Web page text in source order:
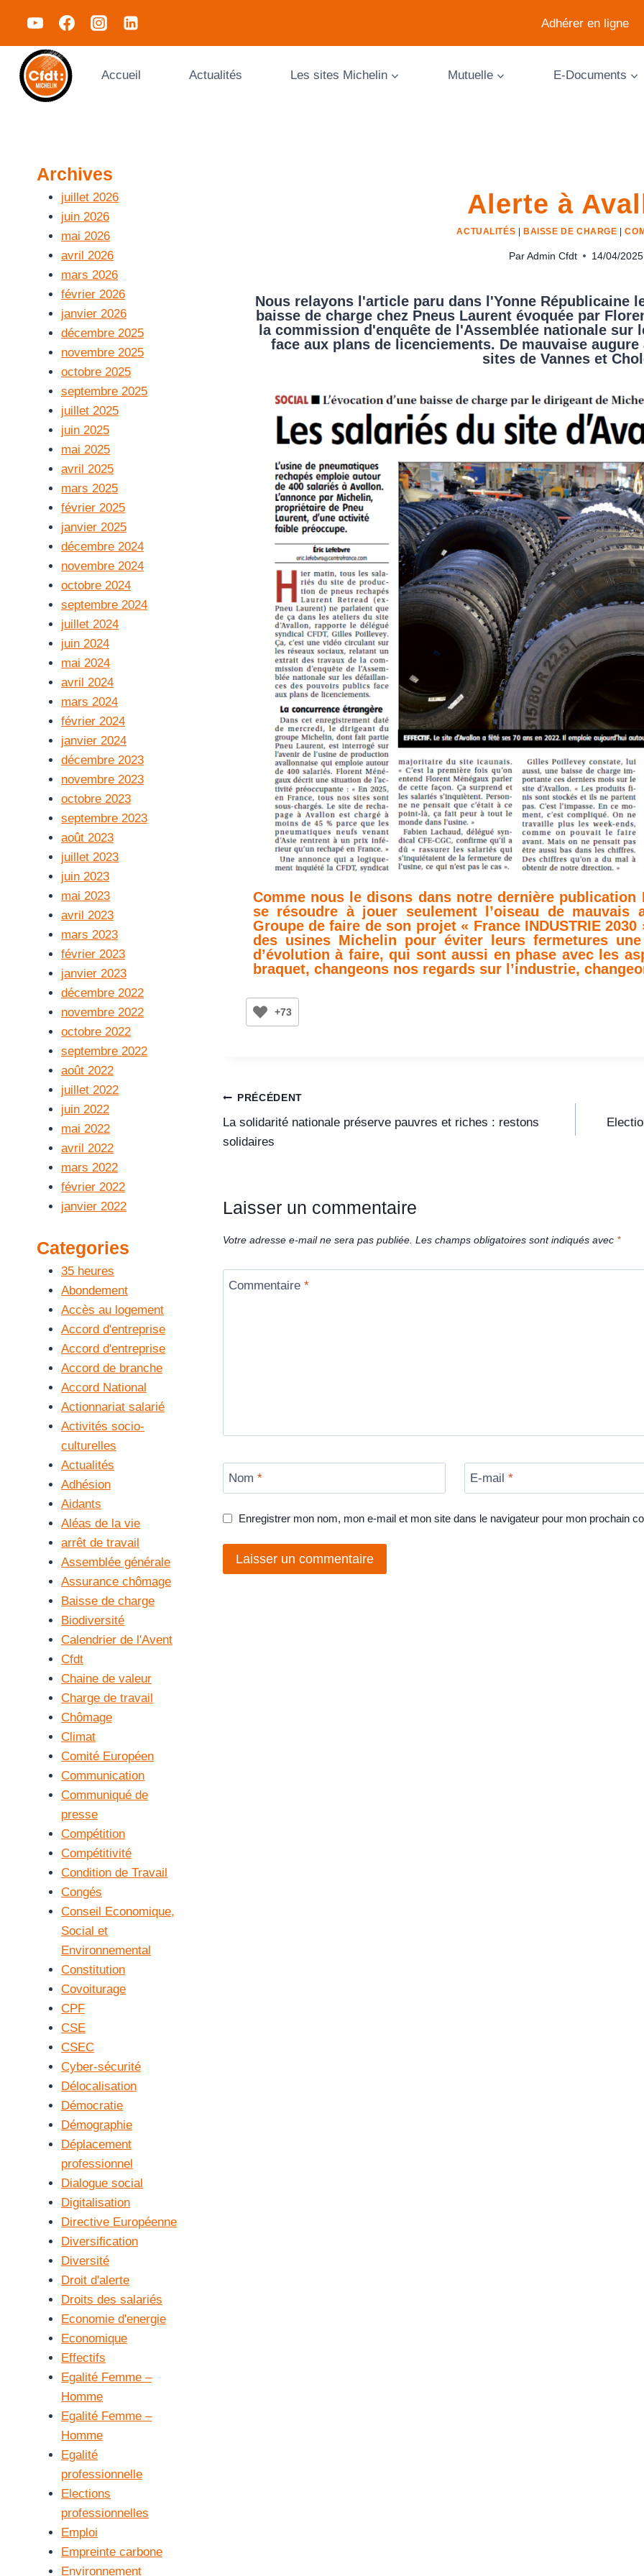
Adhérer en ligne
Accueil Actualités Les sites Michelin Mutuelle E-Documents
Alerte à
ACTUALITÉS BAISSE DE CHARGE |
Par Admin Cfdt 14/04/2025
Nous relayons l'article paru dans l'Yonne Républicaine
baisse de charge chez Pneus Laurent évoquée par
la commission d'enquête de l'Assemblée nationale
face aux plans de licenciements. De mauvaise
sites de Vannes et
Comme nous le disons dans notre dernière publication
se résoudre à jouer seulement l’oiseau de
Groupe de faire de son projet « France INDUSTRIE
des usines Michelin pour éviter leurs fermetures
d’évolution à faire, qui sont aussi en phase avec les
braquet, changeons nos regards sur l’industrie,
+73
PRÉCÉDENT
La solidarité nationale préserve pauvres et riches : restons
solidaires
Laisser un commentaire
Votre adresse e-mail ne sera pas publiée. Les champs obligatoires sont indiqués avec *
Commentaire *
Nom * E-mail*
Enregistrer mon nom, mon e-mail et mon site dans le navigateur pour mon prochain
Archives
juillet 2026
juin 2026
mai 2026
avril 2026
mars 2026
février 2026
janvier 2026
décembre 2025
novembre 2025
octobre 2025
septembre 2025
juillet 2025
juin 2025
mai 2025
avril 2025
mars 2025
février 2025
janvier 2025
décembre 2024
novembre 2024
octobre 2024
septembre 2024
juillet 2024
juin 2024
mai 2024
avril 2024
mars 2024
février 2024
janvier 2024
décembre 2023
novembre 2023
octobre 2023
septembre 2023
août 2023
juillet 2023
juin 2023
mai 2023
avril 2023
mars 2023
février 2023
janvier 2023
décembre 2022
novembre 2022
octobre 2022
septembre 2022
août 2022
juillet 2022
juin 2022
mai 2022
avril 2022
mars 2022
février 2022
janvier 2022
Categories
35 heures
Abondement
Accès au logement
Accord d'entreprise
Accord d'entreprise
Accord de branche
Accord National
Actionnariat salarié
Activités socio-
culturelles
Actualités
Adhésion
Aidants
Aléas de la vie
arrêt de travail
Assemblée générale
Assurance chômage
Baisse de charge
Biodiversité
Calendrier de l'Avent
Cfdt
Chaine de valeur
Charge de travail
Chômage
Climat
Comité Européen
Communication
Communiqué de
presse
Compétition
Compétitivité
Condition de Travail
Congés
Conseil Economique,
Social et
Environnemental
Constitution
Covoiturage
CPF
CSE
CSEC
Cyber-sécurité
Délocalisation
Démocratie
Démographie
Déplacement
professionnel
Dialogue social
Digitalisation
Directive Européenne
Diversification
Diversité
Droit d'alerte
Droits des salariés
Economie d'energie
Economique
Effectifs
Egalité Femme –
Homme
Egalité Femme –
Homme
Egalité
professionnelle
Elections
professionnelles
Emploi
Empreinte carbone
Environnement